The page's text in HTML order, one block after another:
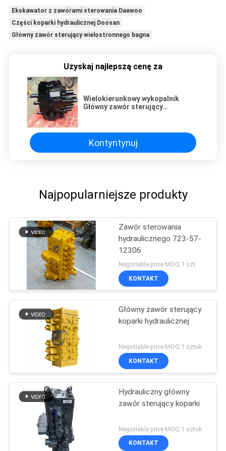
Ekskawator z zawórami sterowania Daewoo
Części koparki hydraulicznej Doosan
Główny zawór sterujący wielostronnego bagna
Uzyskaj najlepszą cenę za
Wielokierunkowy wykopalnik
Główny zawór sterujący
Kontyntynuj
Najpopularniejsze produkty
Zawór sterowania
hydraulicznego 723-57-
12306
Negotiable price MOQ:1 szt
KONTAKT
Główny zawór sterujący
koparki hydraulicznej
Negotiable price MOQ:1 sztuk
KONTAKT
Hydrauliczny główny
zawór sterujący koparki
Negotiable price MOQ:1 sztuk
KONTAKT